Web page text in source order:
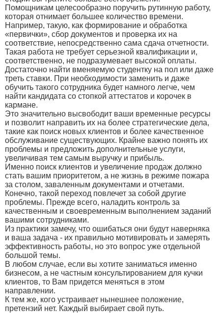
Помощникам целесообразно поручить рутинную работу,
которая отнимает большее количество времени.
Например, такую, как формирование и обработка
«первички», сбор документов и проверка их на
соответствие, непосредственно сама сдача отчетности.
Такая работа не требует серьезной квалификации и,
соответственно, не подразумевает высокой оплаты.
Достаточно найти вменяемую студентку на пол или даже
треть ставки. При необходимости заменить и даже
обучить такого сотрудника будет намного легче, чем
найти кандидата со стопкой аттестатов и корочек в
кармане.
Это значительно высвободит ваши временные ресурсы
и позволит направить их на более стратегические дела,
такие как поиск новых клиентов и более качественное
обслуживание существующих. Крайне важно понять их
проблемы и предложить дополнительные услуги,
увеличивая тем самым выручку и прибыль.
Именно поиск клиентов и увеличение продаж должно
стать вашим приоритетом, а не жизнь в режиме пожара
за столом, заваленным документами и отчетами.
Конечно, такой переход повлечет за собой другие
проблемы. Прежде всего, наладить контроль за
качественным и своевременным выполнением заданий
вашими сотрудниками.
Из практики замечу, что ошибаться они будут наверняка
и ваша задача - их правильно мотивировать и замерять
эффективность работы, но это вопрос уже отдельной
большой темы.
В любом случае, если вы хотите заниматься именно
бизнесом, а не частным консультированием для кучки
клиентов, то Вам придется меняться в этом
направлении.
К тем же, кого устраивает нынешнее положение,
претензий нет. Каждый выбирает свой путь.